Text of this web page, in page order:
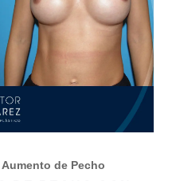
Aumento de Pecho